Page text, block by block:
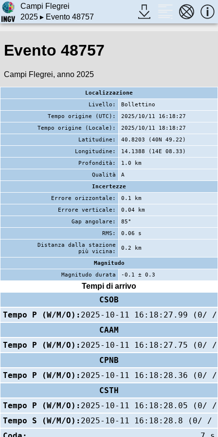
Campi Flegrei
2025▸ Evento 48757
Evento 48757
Campi Flegrei, anno 2025
Localizzazione
Livello:
Bollettino
Tempo origine (UTC):
2025/10/11 16:18:27
Tempo origine (Locale):
2025/10/11 18:18:27
Latitudine:
40.8203 (40N 49.22)
Longitudine:
14.1388 (14E 08.33)
Profondità:
1.0 km
Qualità
A
Incertezze
Errore orizzontale:
0.1 km
Errore verticale:
0.04 km
Gap angolare:
85°
RMS:
0.06 s
Distanza dalla stazione
più vicina:
0.2 km
Magnitudo
Magnitudo durata
-0.1 ± 0.3
Tempi di arrivo
CSOB
Tempo P (W/M/O): 2025-10-11 16:18:27.99 (0/
CAAM
Tempo P (W/M/O): 2025-10-11 16:18:27.75 (0/
CPNB
Tempo P (W/M/O): 2025-10-11 16:18:28.36 (0/
CSTH
Tempo P (W/M/O): 2025-10-11 16:18:28.05 (0/
Tempo S (W/M/O): 2025-10-11 16:18:28.8 (0/ /